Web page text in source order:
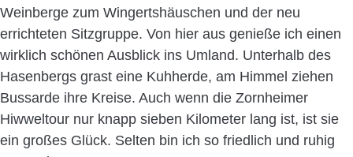
Weinberge zum Wingertshäuschen und der neu
errichteten Sitzgruppe. Von hier aus genieße ich einen
wirklich schönen Ausblick ins Umland. Unterhalb des
Hasenbergs grast eine Kuhherde, am Himmel ziehen
Bussarde ihre Kreise. Auch wenn die Zornheimer
Hiwweltour nur knapp sieben Kilometer lang ist, ist sie
ein großes Glück. Selten bin ich so friedlich und ruhig